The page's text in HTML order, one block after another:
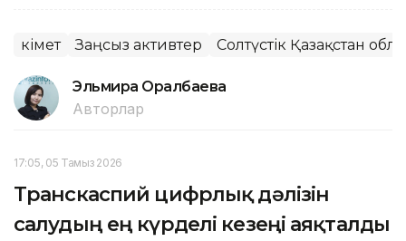
Үкімет Заңсыз активтер Солтүстік Қазақстан
Эльмира Оралбаева
Авторлар
17:05, 05 Тамыз 2026
Транскаспий цифрлық дәлізін
салудың ең күрделі кезеңі аяқталды